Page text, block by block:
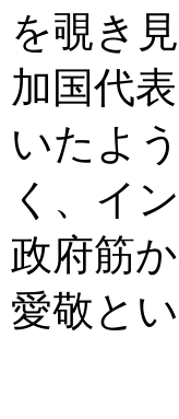
を覗き
加国代
いたよ
く、イ
政府筋
愛敬と